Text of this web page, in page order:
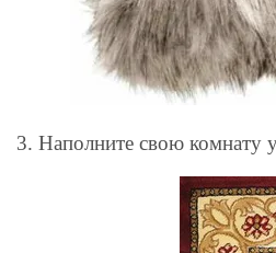
3. Наполните свою